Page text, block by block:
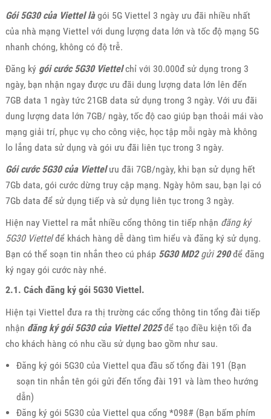
Gói 5G30 của Viettel làgói 5G Viettel 3 ngày ưu đãi nhiều nhất
của nhà mạng Viettel với dung lượng data lớn và tốc độ mạng 5G
nhanh chóng, không có độ trễ.
Đăng ký gói cước 5G30 Viettelchỉ với 30.000đ sử dụng trong 3
ngày, bạn nhận ngay được ưu đãi dung lượng data lớn lên đến
7GB data 1 ngày tức 21GB data sử dụng trong 3 ngày. Với ưu đãi
dung lượng data lớn 7GB/ ngày, tốc độ cao giúp bạn thoải mái vào
mạng giải trí, phục vụ cho công việc, học tập mỗi ngày mà không
lo lắng data sử dụng và gói ưu đãi liên tục trong 3 ngày.
Gói cước 5G30 của Viettelưu đãi 7GB/ngày, khi bạn sử dụng hết
7Gb data, gói cước dừng truy cập mạng. Ngày hôm sau, bạn lại có
7Gb data để sử dụng tiếp và sử dụng liên tục trong 3 ngày.
Hiện nay Viettel ra mắt nhiều cổng thông tin tiếp nhận đăng ký
5G30 Viettelđể khách hàng dễ dàng tìm hiểu và đăng ký sử dụng.
Bạn có thể soạn tin nhắn theo cú pháp 5G30 MD2gửi290để đăng
ký ngay gói cước này nhé.
2.1. Cách đăng ký gói 5G30 Viettel.
Hiện tại Viettel đưa ra thị trường các cổng thông tin tổng đài tiếp
nhận đăng ký gói 5G30 của Viettel 2025để tạo điều kiện tối đa
cho khách hàng có nhu cầu sử dụng bao gồm như sau.
Đăng ký gói 5G30 của Viettel qua đầu số tổng đài 191 (Bạn
soạn tin nhắn tên gói gửi đến tổng đài 191 và làm theo hướng
dẫn)
Đăng ký gói 5G30 của Viettel qua cổng *098# (Bạn bấm phím